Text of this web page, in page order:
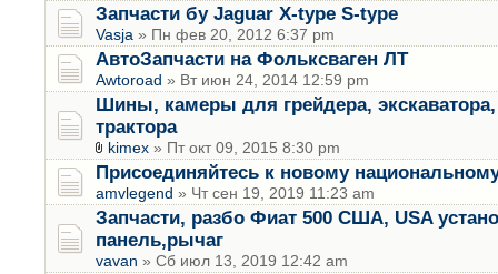
Запчасти бу Jaguar X-type S-type
Vasja » Пн фев 20, 2012 6:37 pm
АвтоЗапчасти на Фольксваген ЛТ
Awtoroad » Вт июн 24, 2014 12:59 pm
Шины, камеры для грейдера, экскаватора,
трактора
kimex » Пт окт 09, 2015 8:30 pm
Присоединяйтесь к новому
amvlegend » Чт сен 19, 2019 11:23 am
Запчасти, разбо Фиат 500 США, USA
панель,рычаг
vavan » Сб июл 13, 2019 12:42 am